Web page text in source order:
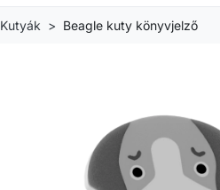
Kutyák Beagle kuty könyvjelző